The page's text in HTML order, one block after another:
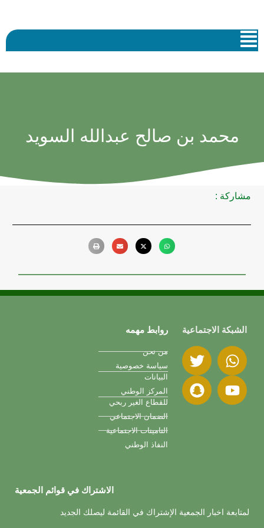
محمد بن صالح عبدالله السويد
مشاركة :
الشبكة الاجتماعية روابط مهمه
من نحن
سياسة خصوصية
البيانات
المركز الوطني
للقطاع الغير ربحي
الضمان الاجتماعي
التامينات الاجتماعية
النفاذ الوطني
الاشتراك في قوائم الجمعية
لمتابعة اخبار الجمعية الإشتراك في القائمة ليصلك الجديد